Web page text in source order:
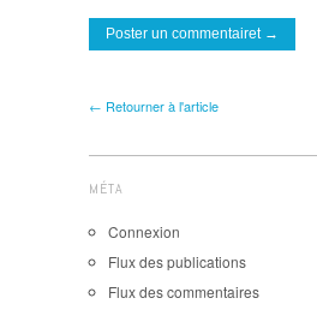
← Retourner à l'article
MÉTA
Connexion
Flux des publications
Flux des commentaires